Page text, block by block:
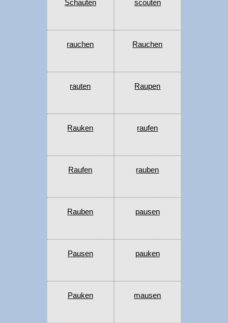
Schauten scouten
rauchen Rauchen
rauten Raupen
Rauken raufen
Raufen rauben
Rauben pausen
Pausen pauken
Pauken mausen